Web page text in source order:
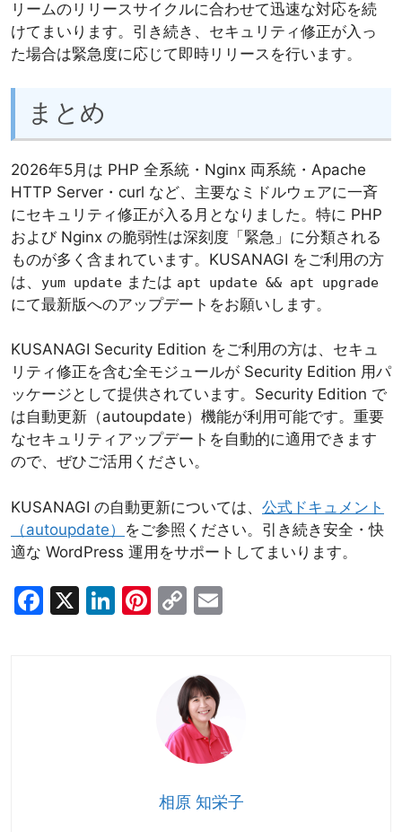
リームのリリースサイクルに合わせて迅速な対応を続
けてまいります。引き続き、セキュリティ修正が入っ
た場合は緊急度に応じて即時リリースを行います。
まとめ
2026年5月は PHP 全系統・Nginx 両系統・Apache
HTTP Server・curl など、主要なミドルウェアに一斉
にセキュリティ修正が入る月となりました。特に PHP
および Nginx の脆弱性は深刻度「緊急」に分類される
ものが多く含まれています。KUSANAGI をご利用の方
は、
yum update または apt update && apt upgrade
にて最新版へのアップデートをお願いします。
KUSANAGI Security Edition をご利用の方は、セキュ
リティ修正を含む全モジュールが Security Edition 用パ
ッケージとして提供されています。Security Edition で
は自動更新（autoupdate）機能が利用可能です。重要
なセキュリティアップデートを自動的に適用できます
ので、ぜひご活用ください。
KUSANAGI の自動更新については、 公式ドキュメント
（autoupdate） をご参照ください。引き続き安全・快
適な WordPress 運用をサポートしてまいります。
F
X
Li Pi C
y
Li
n
k
相原 知栄子